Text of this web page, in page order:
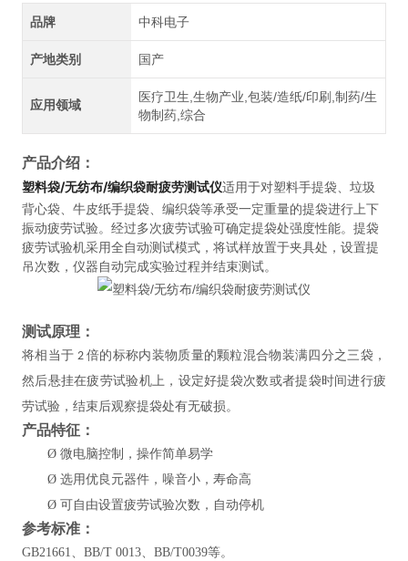
品牌 中科电子
产地类别 国产
应用领域
医疗卫生,生物产业,包装/造纸/印刷,制药/生
物制药,综合
产品介绍：
塑料袋/无纺布/编织袋耐疲劳测试仪适用于对塑料手提袋、垃圾
背心袋、牛皮纸手提袋、编织袋等承受一定重量的提袋进行上下
振动疲劳试验。经过多次疲劳试验可确定提袋处强度性能。提袋
疲劳试验机采用全自动测试模式，将试样放置于夹具处，设置提
吊次数，仪器自动完成实验过程并结束测试。
测试原理：
将相当于 2 倍的标称内装物质量的颗粒混合物装满四分之三袋，
然后悬挂在疲劳试验机上，设定好提袋次数或者提袋时间进行疲
劳试验，结束后观察提袋处有无破损。
产品特征：
Ø 微电脑控制，操作简单易学
Ø 选用优良元器件，噪音小，寿命高
Ø 可自由设置疲劳试验次数，自动停机
参考标准：
GB21661、BB/T 0013、BB/T0039等。